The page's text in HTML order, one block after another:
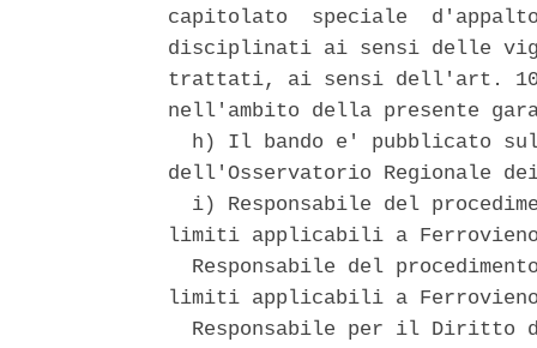
capitolato  speciale
disciplinati ai sensi delle
trattati, ai sensi dell'art. 10
nell'ambito della presente
h) Il bando e' pubblicato
dell'Osservatorio Regionale
i) Responsabile del
limiti applicabili a
Responsabile del
limiti applicabili a
Responsabile per il Diritto